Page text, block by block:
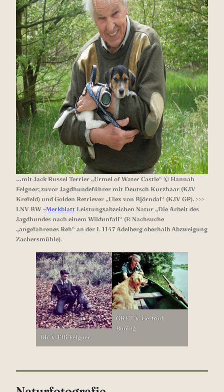
…mit Jack Russel Terrier „Urmel of Water Castle“ © Hannah
Felgner; zuvor Jagdhundeführer mit Deutsch Kurzhaar (KJV
Krefeld) und Golden Retriever „Ulex von Björndal“ (KJV GP). >>>
LNV BW –Merkblatt Leistungsabzeichen Natur „Die Arbeit des
Jagdhundes nach einem Wildunfall“ (F: Nachsuche
„angefahrenes Reh“ an der L 1147 Adelberg oberhalb Abzweigung
Zachersmühle).
DK © Elli Felgner
GRET © Gertrud
Buning